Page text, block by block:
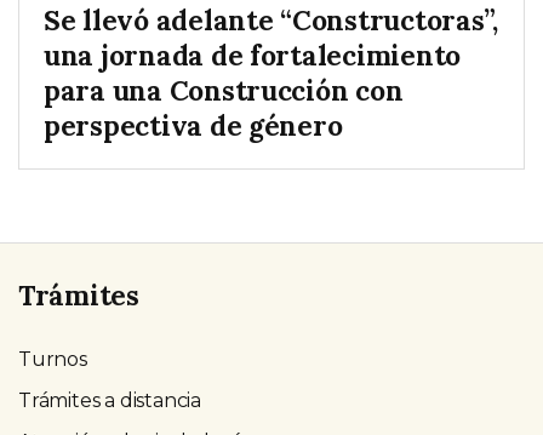
Se llevó adelante “Constructoras”,
una jornada de fortalecimiento
para una Construcción con
perspectiva de género
Trámites
Turnos
Trámites a distancia